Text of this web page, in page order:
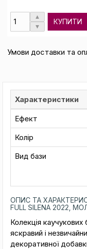
КУПИТИ
Умови доставки та
Характеристики
Ефект
Колір
Вид бази
ОПИС ТА
FULL SILENA 2022,
Колекція
яскравий і
декоративної